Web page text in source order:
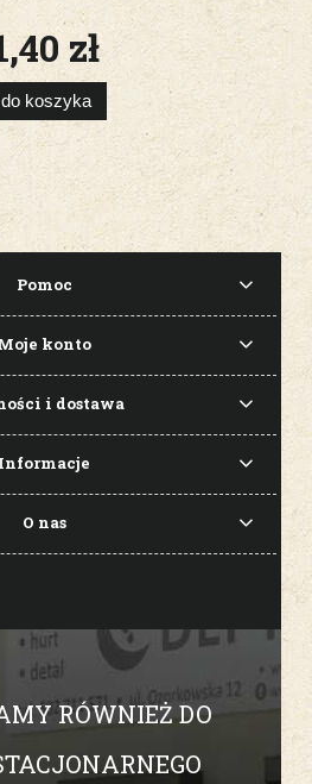
zł
do koszyka
Pomoc
konto
i dostawa
Informacje
O nas
RÓWNIEŻ DO